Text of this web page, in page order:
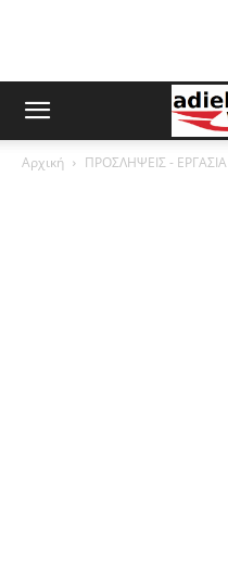
Αρχική ΠΡΟΣΛΗΨΕΙΣ - ΕΡΓΑΣΙΑ